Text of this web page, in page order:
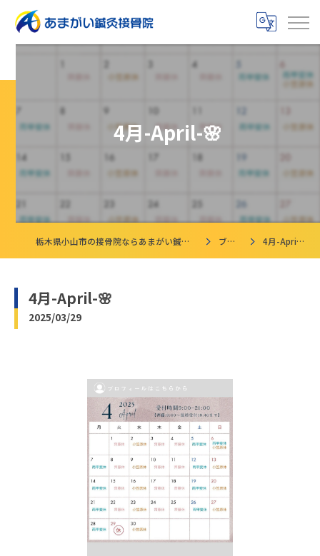
4月-April-🌸
栃木県小山市の接骨院ならあまがい鍼灸接骨院 ブログ 4月-April-🌸
4月-April-🌸
2025/03/29